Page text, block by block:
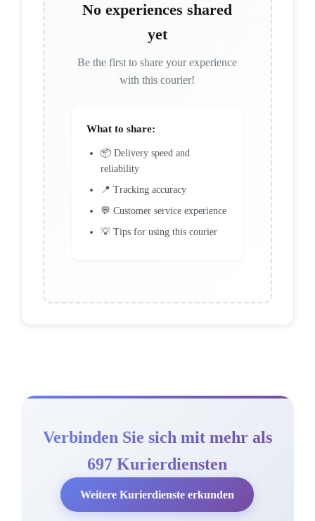
No experiences shared
yet
Be the first to share your experience
with this courier!
What to share:
📦 Delivery speed and
reliability
📍 Tracking accuracy
💬 Customer service experience
💡 Tips for using this courier
Verbinden Sie sich mit mehr als
697 Kurierdiensten
Weitere Kurierdienste erkunden